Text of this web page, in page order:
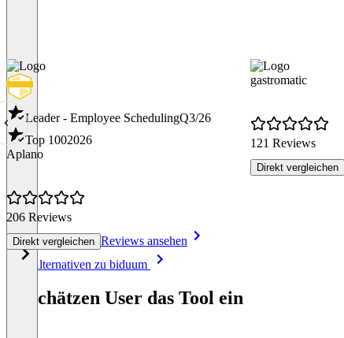
Leader - Employee SchedulingQ3/26
Top 1002026
Aplano
206 Reviews
Direkt vergleichen Reviews ansehen
gastromatic
121 Reviews
Direkt vergleichen
Item
Alle Alternativen zu biduum
So schätzen User das Tool ein